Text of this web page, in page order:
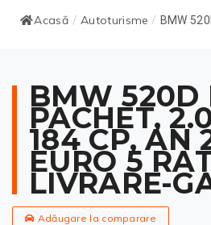
Acasă / Autoturisme / BMW
BMW 520D
PACHET,
184 CP, AN
EURO 5
LIVRARE-
Adăugare la comparare